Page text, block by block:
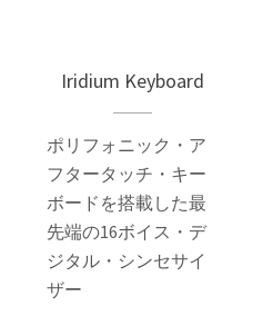
Iridium Keyboard
ポリフォニック・ア
フタータッチ・キー
ボードを搭載した最
先端の16ボイス・デ
ジタル・シンセサイ
ザー